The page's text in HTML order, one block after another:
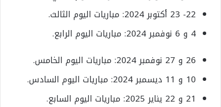
22- 23 أكتوبر 2024: مباريات اليوم الثالث.
4 و 6 نوفمبر 2024: مباريات اليوم الرابع.
26 و 27 نوفمبر 2024: مباريات اليوم الخامس.
10 و 11 ديسمبر 2024: مباريات اليوم السادس.
21 و 22 يناير 2025: مباريات اليوم السابع.